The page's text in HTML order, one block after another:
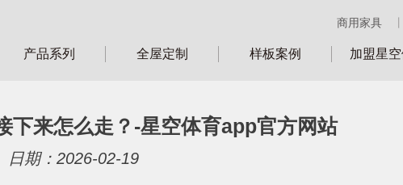
商用家具
产品系列 全屋定制 样板案例 加盟星
下来怎么走？-星空体育app官方网站
日期：2026-02-19